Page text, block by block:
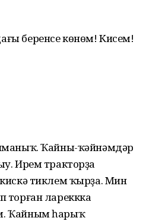
беренсе көнөм! Кисем!
Ҡайны-ҡәйнәмдәр
Ирем тракторҙа
тиклем ҡырҙа. Мин
торған лареккка
Ҡайным һарыҡ